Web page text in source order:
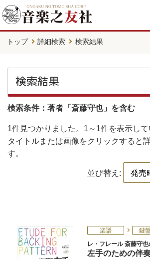
トップ 詳細検索 検索結果
検索結果
検索条件：著者「斎藤守也」を含む
1件見つかりました。 1～1件を表示して
タイトルまたは画像をクリックすると
す。
並び替え:
楽譜
鍵
レ・フレール 斎藤守也
左手のための伴